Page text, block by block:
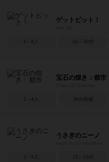
ゲットビット！
2～6人 20～30分
宝石の煌き：都市
2～4人 30分前後
うさぎのニーノ
2～5人 10～15分